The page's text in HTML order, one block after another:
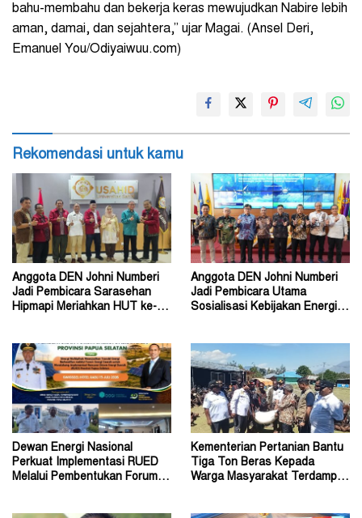
bahu-membahu dan bekerja keras mewujudkan Nabire lebih
aman, damai, dan sejahtera,” ujar Magai. (Ansel Deri,
Emanuel You/Odiyaiwuu.com)
Rekomendasi untuk kamu
Anggota DEN Johni Numberi
Jadi Pembicara Sarasehan
Hipmapi Meriahkan HUT ke-81
Anggota DEN Johni Numberi
Jadi Pembicara Utama
Sosialisasi Kebijakan Energi di
Dewan Energi Nasional
Perkuat Implementasi RUED
Melalui Pembentukan Forum
Kementerian Pertanian Bantu
Tiga Ton Beras Kepada
Warga Masyarakat Terdampak